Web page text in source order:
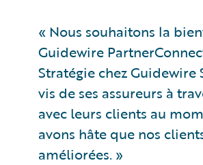
« Nous souhaitons la
Guidewire
Stratégie chez Guidewire
vis de ses assureurs à
avec leurs clients au
avons hâte que nos
améliorées. »